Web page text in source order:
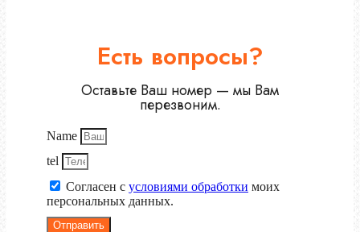
Есть вопросы?
Оставьте Ваш номер — мы Вам
перезвоним.
Name
tel
Согласен с условиями обработки моих
персональных данных.
Отправить